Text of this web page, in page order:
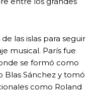
las islas para seguir
musical. París fue
se formó como
Blas Sánchez y tomó
como Roland